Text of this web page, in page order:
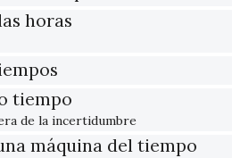
horas
tiempo
de la incertidumbre
máquina del tiempo